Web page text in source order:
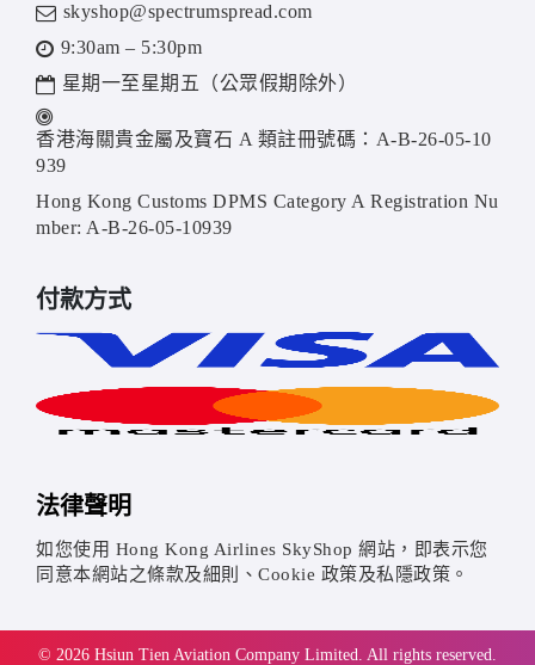
skyshop@spectrumspread.com
9:30am – 5:30pm
星期一至星期五（公眾假期除外）
香港海關貴金屬及寶石 A 類註冊號碼：A-B-26-05-10
939
Hong Kong Customs DPMS Category A Registration Nu
mber: A-B-26-05-10939
付款方式
法律聲明
如您使用 Hong Kong Airlines SkyShop 網站，即表示您
同意本網站之條款及細則、Cookie 政策及私隱政策。
© 2026 Hsiun Tien Aviation Company Limited. All rights reserved.